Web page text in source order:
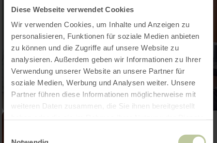
Diese Webseite verwendet Cookies
Wir verwenden Cookies, um Inhalte und Anzeigen zu
personalisieren, Funktionen für soziale Medien anbieten
zu können und die Zugriffe auf unsere Website zu
analysieren. Außerdem geben wir Informationen zu Ihrer
Verwendung unserer Website an unsere Partner für
soziale Medien, Werbung und Analysen weiter. Unsere
Partner führen diese Informationen möglicherweise mit
weiteren Daten zusammen, die Sie ihnen bereitgestellt